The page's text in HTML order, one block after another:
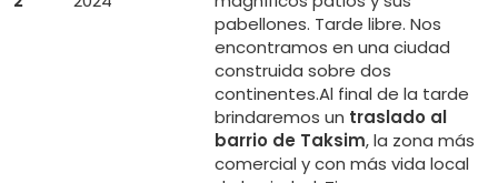
pabellones. Tarde libre. Nos
encontramos en una ciudad
construida sobre dos
continentes.Al final de la tarde
brindaremos un traslado al
barrio de Taksim, la zona más
comercial y con más vida local